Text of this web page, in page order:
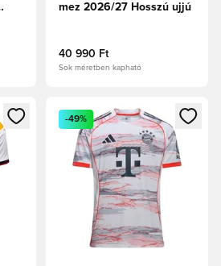
mez 2026/27 Hosszú ujjú
40 990 Ft
Sok méretben kapható
bejelentkezéshez vagy a tagként
Megnyit egy modált a
-49%